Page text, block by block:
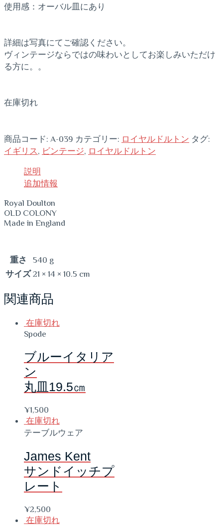
使用感：オーバル皿にあり
詳細は写真にてご確認ください。
ヴィンテージならではの味わいとしてお楽しみいただけ
る方に。。
在庫切れ
商品コード: A-039 カテゴリー: ロイヤルドルトン タグ:
イギリス , ビンテージ, ロイヤルドルトン
説明
追加情報
Royal Doulton
OLD COLONY
Made in England
重さ
540 g
サイズ 21 × 14 × 10.5 cm
関連商品
在庫切れ
Spode
ブルーイタリア
ン
丸皿19.5㎝
¥1,500
在庫切れ
テーブルウェア
James Kent
サンドイッチプ
レート
¥2,500
在庫切れ